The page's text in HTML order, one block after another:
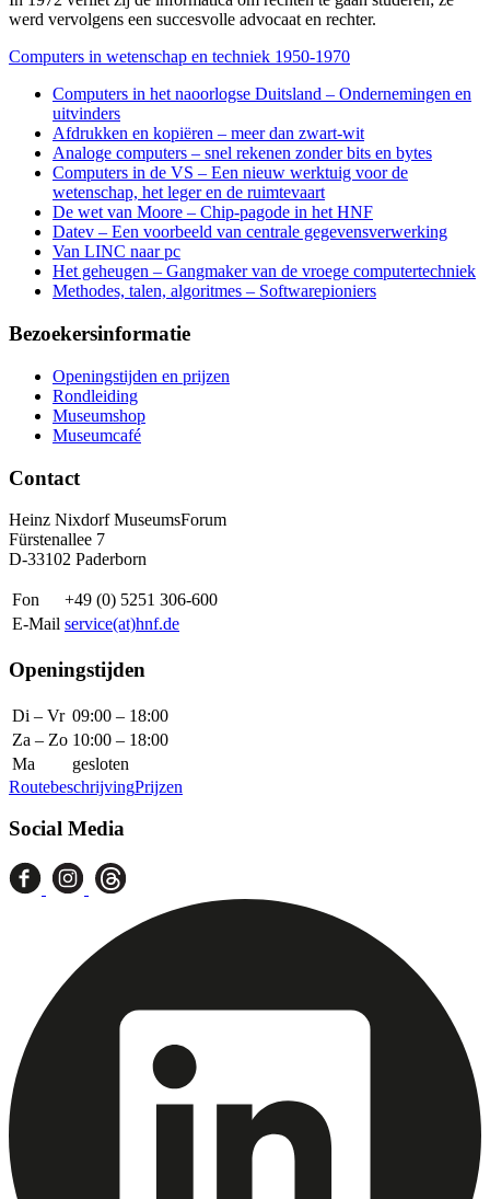
werd vervolgens een succesvolle advocaat en rechter.
Computers in wetenschap en techniek 1950-1970
Computers in het naoorlogse Duitsland – Ondernemingen en
uitvinders
Afdrukken en kopiëren – meer dan zwart-wit
Analoge computers – snel rekenen zonder bits en bytes
Computers in de VS – Een nieuw werktuig voor de
wetenschap, het leger en de ruimtevaart
De wet van Moore – Chip-pagode in het HNF
Datev – Een voorbeeld van centrale gegevensverwerking
Van LINC naar pc
Het geheugen – Gangmaker van de vroege computertechniek
Methodes, talen, algoritmes – Softwarepioniers
Bezoekersinformatie
Openingstijden en prijzen
Rondleiding
Museumshop
Museumcafé
Contact
Heinz Nixdorf MuseumsForum
Fürstenallee 7
D-33102 Paderborn
Fon
+49 (0) 5251 306-600
E-Mail service(at)hnf.de
Openingstijden
Di – Vr 09:00 – 18:00
Za – Zo 10:00 – 18:00
Ma
gesloten
RoutebeschrijvingPrijzen
Social Media